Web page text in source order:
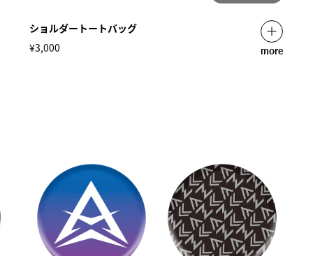
ショルダートートバッグ
¥3,000
more